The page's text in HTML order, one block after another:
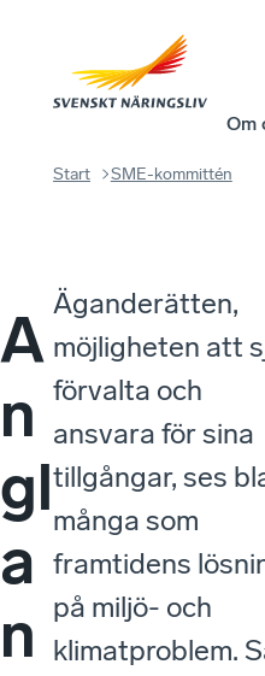
Om
Start SME-kommittén
A
n
gl
a
n
Äganderätten,
möjligheten att
förvalta och
ansvara för sina
tillgångar, ses
många som
framtidens
på miljö- och
klimatproblem.